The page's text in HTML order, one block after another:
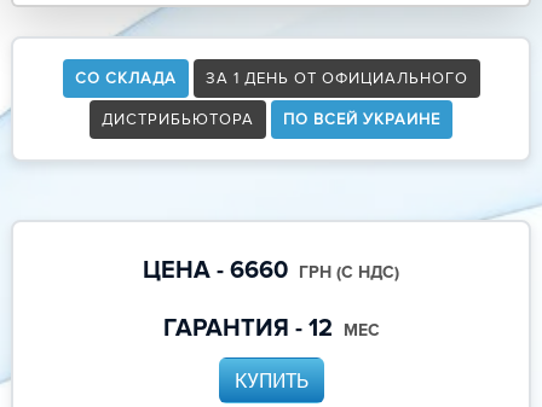
СО СКЛАДА ЗА 1 ДЕНЬ ОТ ОФИЦИАЛЬНОГО
ДИСТРИБЬЮТОРА ПО ВСЕЙ УКРАИНЕ
ЦЕНА - 6660 ГРН (С НДС)
ГАРАНТИЯ - 12 МЕС
КУПИТЬ